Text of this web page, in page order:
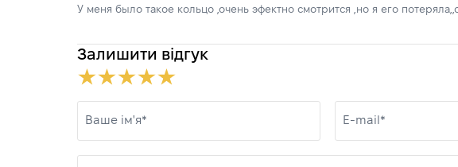
У меня было такое кольцо ,очень эфектно смотрится ,но я его
Залишити відгук
Ваше ім'я* E-mail*